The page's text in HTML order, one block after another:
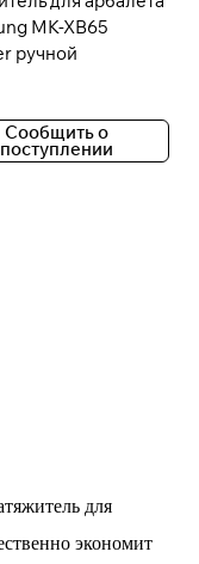
MK-XB65
ручной
Сообщить о
поступлении
для
экономит